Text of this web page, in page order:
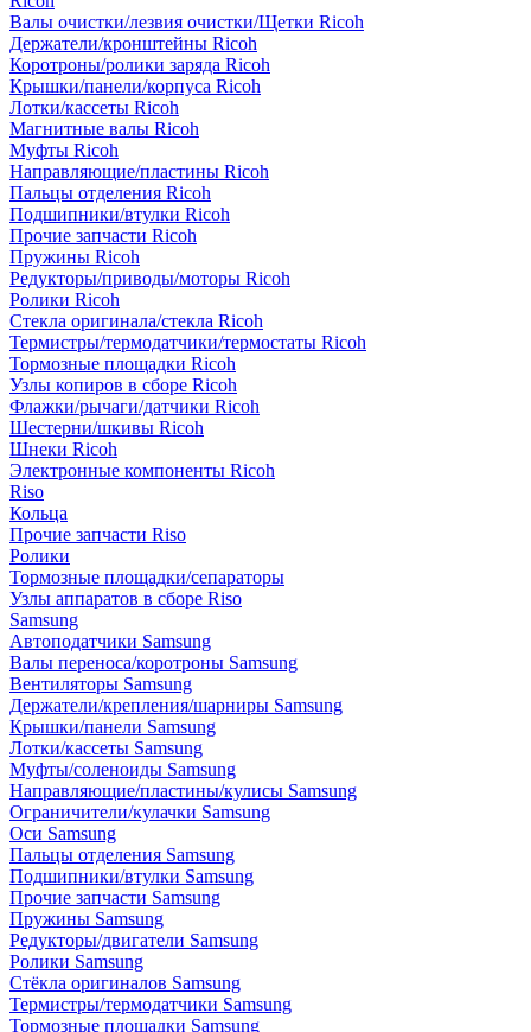
Валы очистки/лезвия очистки/Щетки Ricoh
Держатели/кронштейны Ricoh
Коротроны/ролики заряда Ricoh
Крышки/панели/корпуса Ricoh
Лотки/кассеты Ricoh
Магнитные валы Ricoh
Муфты Ricoh
Направляющие/пластины Ricoh
Пальцы отделения Ricoh
Подшипники/втулки Ricoh
Прочие запчасти Ricoh
Пружины Ricoh
Редукторы/приводы/моторы Ricoh
Ролики Ricoh
Стекла оригинала/стекла Ricoh
Термистры/термодатчики/термостаты Ricoh
Тормозные площадки Ricoh
Узлы копиров в сборе Ricoh
Флажки/рычаги/датчики Ricoh
Шестерни/шкивы Ricoh
Шнеки Ricoh
Электронные компоненты Ricoh
Riso
Кольца
Прочие запчасти Riso
Ролики
Тормозные площадки/сепараторы
Узлы аппаратов в сборе Riso
Samsung
Автоподатчики Samsung
Валы переноса/коротроны Samsung
Вентиляторы Samsung
Держатели/крепления/шарниры Samsung
Крышки/панели Samsung
Лотки/кассеты Samsung
Муфты/соленоиды Samsung
Направляющие/пластины/кулисы Samsung
Ограничители/кулачки Samsung
Оси Samsung
Пальцы отделения Samsung
Подшипники/втулки Samsung
Прочие запчасти Samsung
Пружины Samsung
Редукторы/двигатели Samsung
Ролики Samsung
Стёкла оригиналов Samsung
Термистры/термодатчики Samsung
Тормозные площадки Samsung